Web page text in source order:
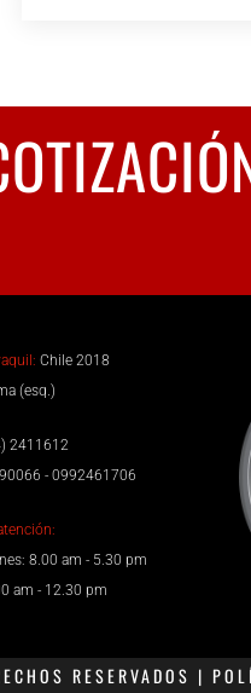
Chile 2018
(esq.)
2411612
- 0992461706
8.00 am - 5.30 pm
am - 12.30 pm
RESERVADOS |